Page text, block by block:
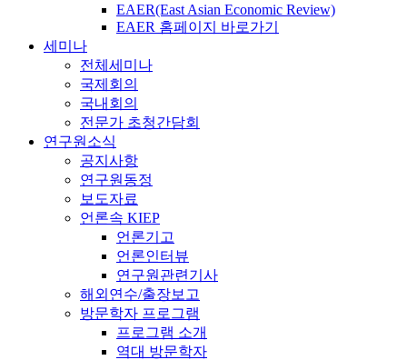
EAER(East Asian Economic Review)
EAER 홈페이지 바로가기
세미나
전체세미나
국제회의
국내회의
전문가 초청간담회
연구원소식
공지사항
연구원동정
보도자료
언론속 KIEP
언론기고
언론인터뷰
연구원관련기사
해외연수/출장보고
방문학자 프로그램
프로그램 소개
역대 방문학자